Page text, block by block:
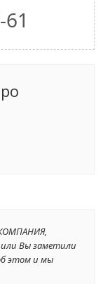
Вы заметили
этом и мы